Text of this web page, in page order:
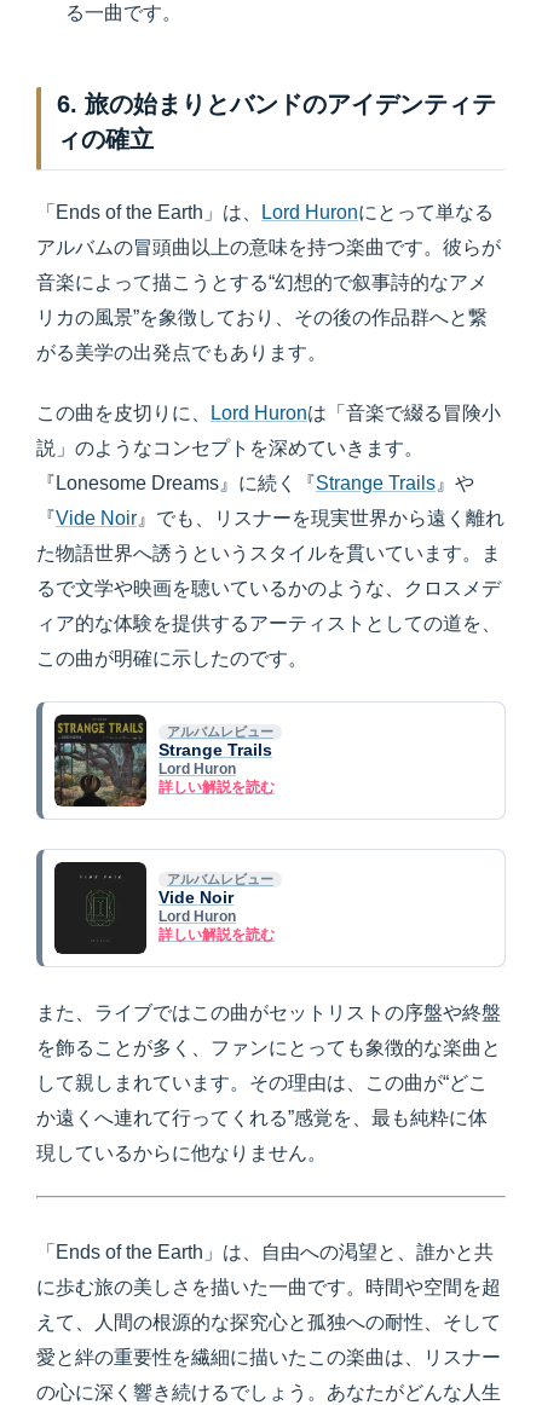
る一曲です。
6. 旅の始まりとバンドのアイデンティテ
ィの確立
「Ends of the Earth」は、 Lord Huronにとって単なる
アルバムの冒頭曲以上の意味を持つ楽曲です。彼らが
音楽によって描こうとする“幻想的で叙事詩的なアメ
リカの風景”を象徴しており、その後の作品群へと繋
がる美学の出発点でもあります。
この曲を皮切りに、 Lord Huronは「音楽で綴る冒険小
説」のようなコンセプトを深めていきます。
『Lonesome Dreams』に続く『Strange Trails 』や
『Vide Noir 』でも、リスナーを現実世界から遠く離れ
た物語世界へ誘うというスタイルを貫いています。ま
るで文学や映画を聴いているかのような、クロスメデ
ィア的な体験を提供するアーティストとしての道を、
この曲が明確に示したのです。
アルバムレビュー
Strange Trails
Lord Huron
詳しい解説を読む
アルバムレビュー
Vide Noir
Lord Huron
詳しい解説を読む
また、ライブではこの曲がセットリストの序盤や終盤
を飾ることが多く、ファンにとっても象徴的な楽曲と
して親しまれています。その理由は、この曲が“どこ
か遠くへ連れて行ってくれる”感覚を、最も純粋に体
現しているからに他なりません。
「Ends of the Earth」は、自由への渇望と、誰かと共
に歩む旅の美しさを描いた一曲です。時間や空間を超
えて、人間の根源的な探究心と孤独への耐性、そして
愛と絆の重要性を繊細に描いたこの楽曲は、リスナー
の心に深く響き続けるでしょう。あなたがどんな人生